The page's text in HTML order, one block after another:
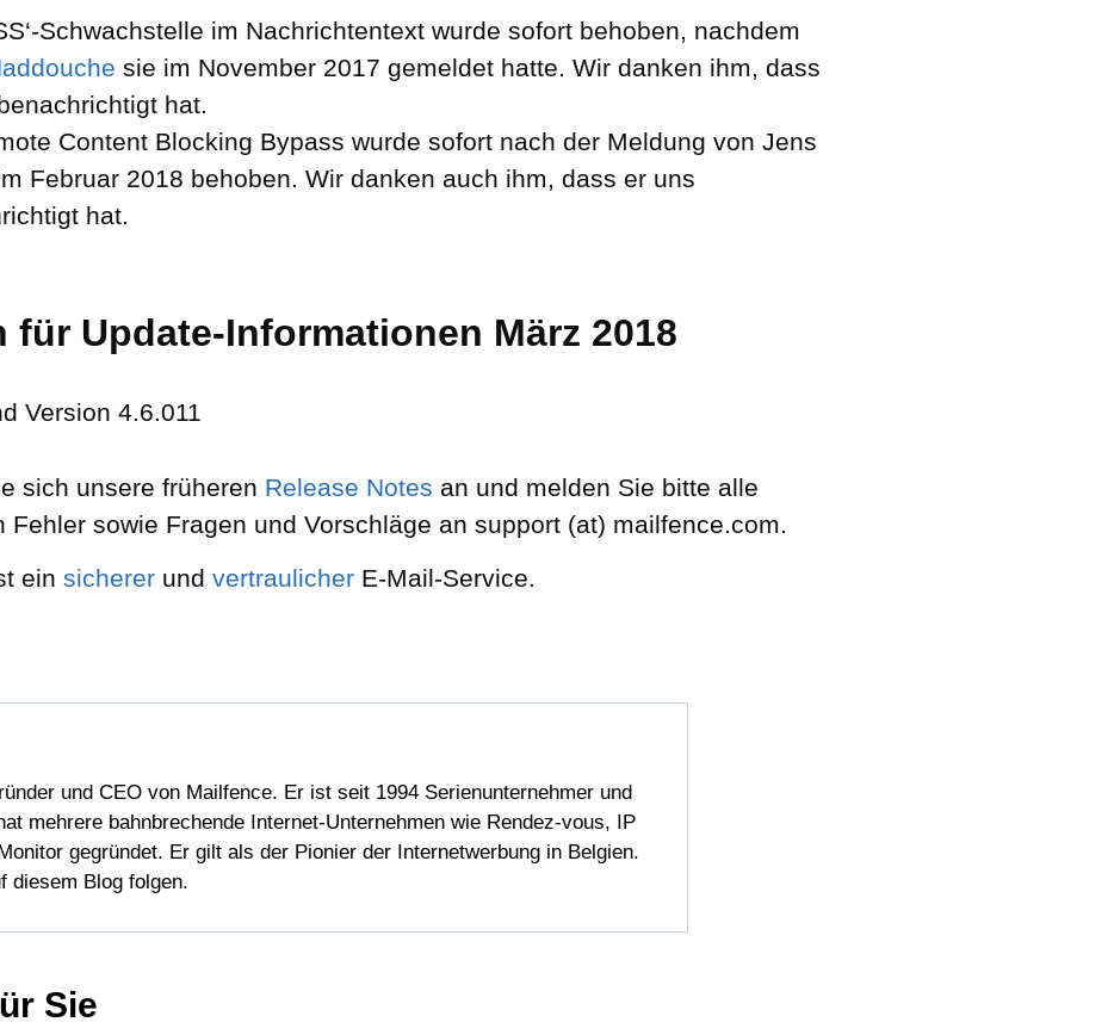
Schwachstelle im Nachrichtentext wurde sofort behoben, nachdem
sie im November 2017 gemeldet hatte. Wir danken ihm, dass
hat.
Content Blocking Bypass wurde sofort nach der Meldung von Jens
Februar 2018 behoben. Wir danken auch ihm, dass er uns
hat.
für Update-Informationen März 2018
Version 4.6.011
sich unsere früheren Release Notes an und melden Sie bitte alle
Fehler sowie Fragen und Vorschläge an support (at) mailfence.com.
ein sichererund vertraulicherE-Mail-Service.
und CEO von Mailfence. Er ist seit 1994 Serienunternehmer und
mehrere bahnbrechende Internet-Unternehmen wie Rendez-vous, IP
gegründet. Er gilt als der Pionier der Internetwerbung in Belgien.
diesem Blog folgen.
Sie